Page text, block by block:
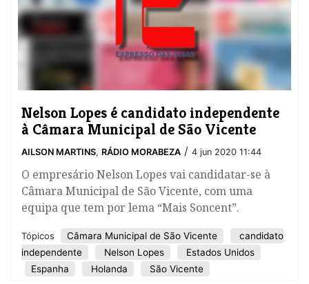
Nelson Lopes é candidato independente
à Câmara Municipal de São Vicente
AILSON MARTINS, RÁDIO MORABEZA / 4 jun 2020 11:44
O empresário Nelson Lopes vai candidatar-se à
Câmara Municipal de São Vicente, com uma
equipa que tem por lema “Mais Soncent”.
Tópicos Câmara Municipal de São Vicente
candidato
independente
Nelson Lopes
Estados Unidos
Espanha
Holanda São Vicente